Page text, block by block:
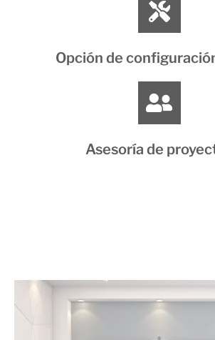
Opción de
Asesoría de